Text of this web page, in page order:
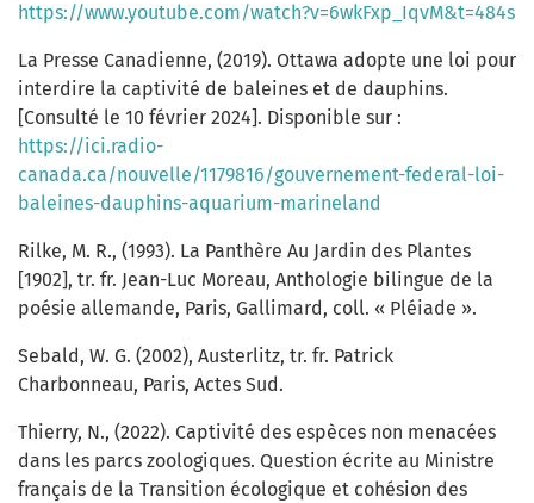
https://www.youtube.com/watch?v=6wkFxp_IqvM&t=484s
La Presse Canadienne, (2019). Ottawa adopte une loi pour
interdire la captivité de baleines et de dauphins.
[Consulté le 10 février 2024]. Disponible sur :
https://ici.radio-
canada.ca/nouvelle/1179816/gouvernement-federal-loi-
baleines-dauphins-aquarium-marineland
Rilke, M. R., (1993). La Panthère Au Jardin des Plantes
[1902], tr. fr. Jean-Luc Moreau, Anthologie bilingue de la
poésie allemande, Paris, Gallimard, coll. « Pléiade ».
Sebald, W. G. (2002), Austerlitz, tr. fr. Patrick
Charbonneau, Paris, Actes Sud.
Thierry, N., (2022). Captivité des espèces non menacées
dans les parcs zoologiques. Question écrite au Ministre
français de la Transition écologique et cohésion des